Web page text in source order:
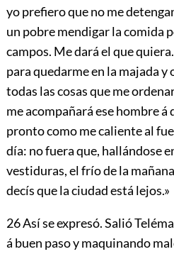
yo prefiero que no me
un pobre mendigarla comida
campos. Me dará el que
para quedarme en la majada y
todas las cosas que me
me acompañará ese hombre á
pronto como me caliente al
día: no fuera que, hallándose
vestiduras, el frío de la
decís que la ciudad está lejos.»
26Así se expresó. Salió
á buen paso y maquinando